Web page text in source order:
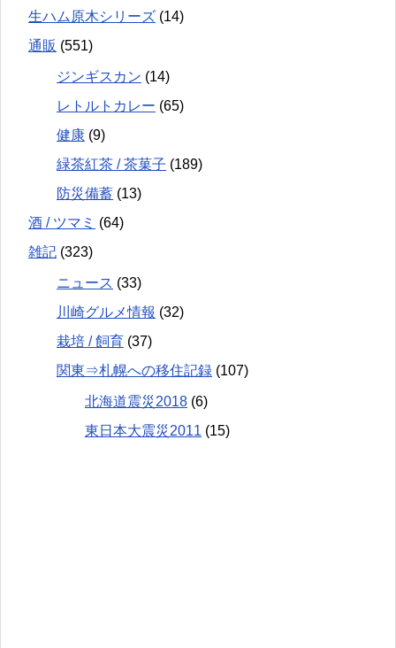
生ハム原木シリーズ (14)
通販 (551)
ジンギスカン (14)
レトルトカレー (65)
健康 (9)
緑茶紅茶 / 茶菓子 (189)
防災備蓄 (13)
酒 / ツマミ (64)
雑記 (323)
ニュース (33)
川崎グルメ情報 (32)
栽培 / 飼育 (37)
関東⇒札幌への移住記録 (107)
北海道震災2018 (6)
東日本大震災2011 (15)